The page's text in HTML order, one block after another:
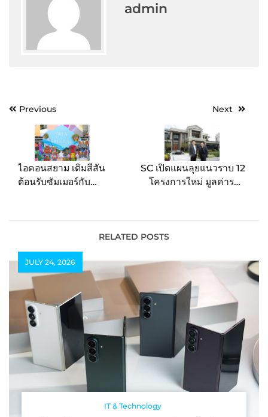
admin
PostPrevious
ไอคอนสยาม เติมสีสัน
ต้อนรับซัมเมอร์กับ
2025” มหกรรมว่าวนับพัน
ริมแม่น้ำเจ้าพระยา ให้ทุก
คนในครอบครัวมาเก็บ
เกี่ยวความสนุกแบบเต็ม
พิกัด ระหว่างวันที่ 21-30
มีนาคม 2568 ณ ริเวอร์
พาร์ค ไอคอนสยาม
Next
SC เปิดแผนลุยแนวราบ 12
โครงการใหม่ มูลค่ารวม
Luxury ลุยเจาะทำเล
Blue Ocean นำร่อง “แก
สุขสวัสดิ์-พระราม 3”
RELATED POSTS
JULY 24, 2026
IT & Technology